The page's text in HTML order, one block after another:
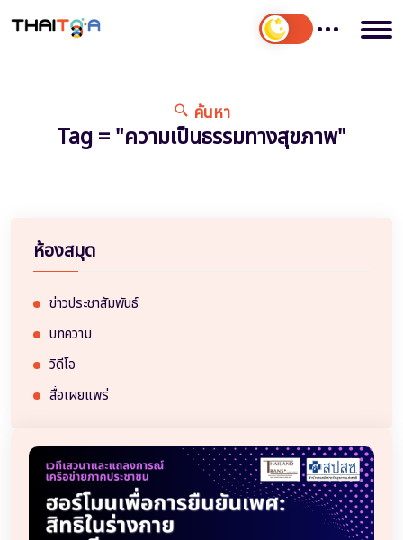
ค้นหา
Tag = "ความเป็นธรรมทางสุขภาพ"
ห้องสมุด
ข่าวประชาสัมพันธ์
บทความ
วิดีโอ
สื่อเผยแพร่